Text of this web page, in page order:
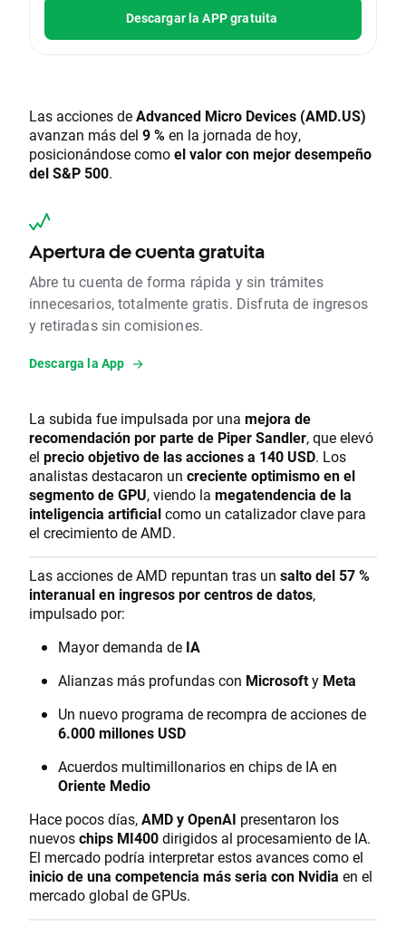
Descargar la APP gratuita
Las acciones deAdvanced Micro Devices (AMD.US)
avanzan más del 9 %en la jornada de hoy,
posicionándose comoel valor con mejor desempeño
del S&P 500.
Apertura de cuenta gratuita
Abre tu cuenta de forma rápida y sin trámites
innecesarios, totalmente gratis. Disfruta de ingresos
y retiradas sin comisiones.
Descarga la App
La subida fue impulsada por una mejora de
recomendación por parte de Piper Sandler, que elevó
el precio objetivo de las acciones a 140 USD. Los
analistas destacaron un creciente optimismo en el
segmento de GPU, viendo la megatendencia de la
inteligencia artificialcomo un catalizador clave para
el crecimiento de AMD.
Las acciones de AMD repuntan tras un salto del 57 %
interanual en ingresos por centros de datos,
impulsado por:
Mayor demanda de IA
Alianzas más profundas con Microsofty Meta
Un nuevo programa de recompra de acciones de
6.000 millones USD
Acuerdos multimillonarios en chips de IA en
Oriente Medio
Hace pocos días,AMD y OpenAI presentaron los
nuevoschips MI400dirigidos al procesamiento de IA.
El mercado podría interpretar estos avances como el
inicio de una competencia más seria con Nvidia en el
mercado global de GPUs.